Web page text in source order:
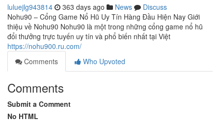
luluejlg943814 363 days ago News
Discuss
Nohu90 – Cổng Game Nổ Hũ Uy Tín Hàng Đầu Hiện Nay Giới
thiệu về Nohu90 Nohu90 là một trong những cổng game nổ hũ
đổi thưởng trực tuyến uy tín và phổ biến nhất tại Việt
https://nohu900.ru.com/
Comments
Who Upvoted
Comments
Submit a Comment
No HTML